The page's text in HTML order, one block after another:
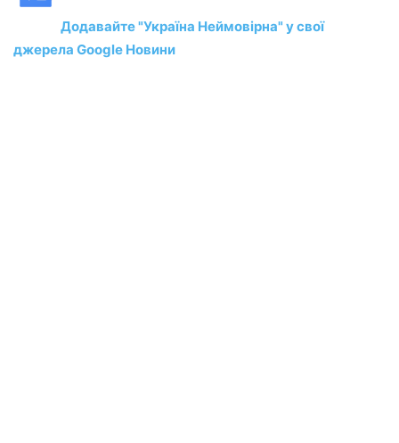
Додавайте "Україна Неймовірна" у свої
джерела Google Новини